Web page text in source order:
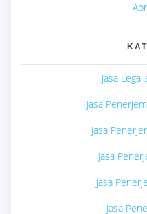
Jasa
Jasa
Jasa
Jasa
Jasa
Jasa